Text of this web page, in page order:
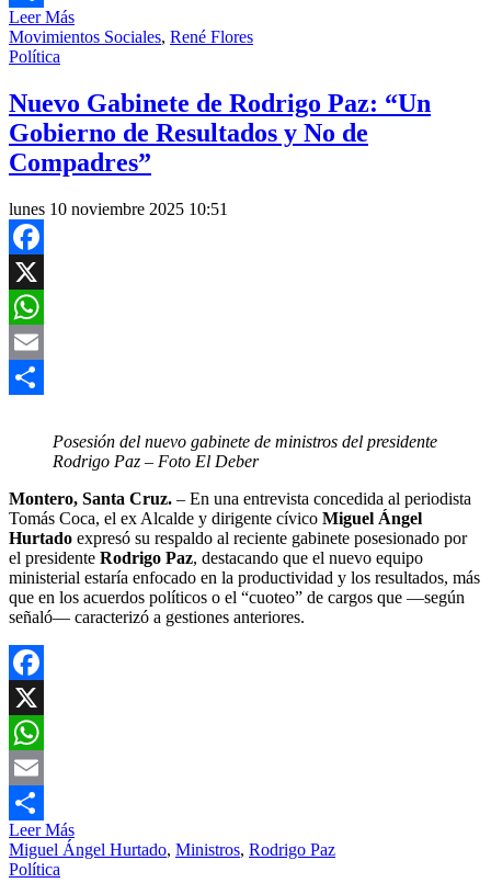
Compartir
Leer Más
Movimientos Sociales, René Flores
Política
Nuevo Gabinete de Rodrigo Paz: “Un
Gobierno de Resultados y No de
Compadres”
lunes 10 noviembre 2025 10:51
Facebook
X
WhatsApp
Email
Posesión del nuevo gabinete de ministros del presidente
Rodrigo Paz – Foto El Deber
Montero, Santa Cruz. – En una entrevista concedida al periodista
Tomás Coca, el ex Alcalde y dirigente cívico Miguel Ángel
Hurtado expresó su respaldo al reciente gabinete posesionado por
el presidente Rodrigo Paz, destacando que el nuevo equipo
ministerial estaría enfocado en la productividad y los resultados, más
que en los acuerdos políticos o el “cuoteo” de cargos que —según
señaló— caracterizó a gestiones anteriores.
Facebook
X
WhatsApp
Email
Compartir
Leer Más
Miguel Ángel Hurtado, Ministros, Rodrigo Paz
Política